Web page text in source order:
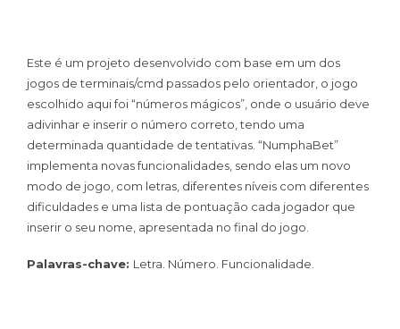
Este é um projeto desenvolvido com base em um dos
jogos de terminais/cmd passados pelo orientador, o jogo
escolhido aqui foi “números mágicos”, onde o usuário deve
adivinhar e inserir o número correto, tendo uma
determinada quantidade de tentativas. “NumphaBet”
implementa novas funcionalidades, sendo elas um novo
modo de jogo, com letras, diferentes níveis com diferentes
dificuldades e uma lista de pontuação cada jogador que
inserir o seu nome, apresentada no final do jogo.
Palavras-chave: Letra. Número. Funcionalidade.